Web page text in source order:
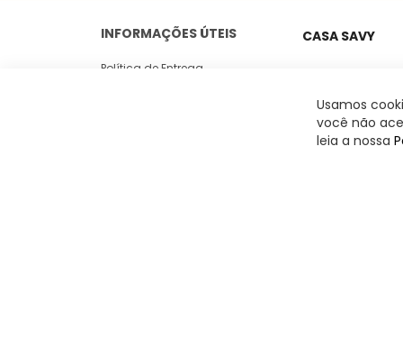
INFORMAÇÕES ÚTEIS
Política de Entrega
CASA SAVY
Jardim Paulista -
Usamos
você não
leia a nossa